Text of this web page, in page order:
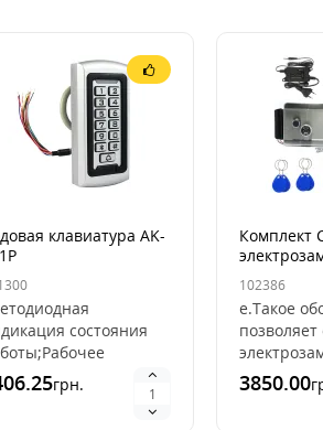
клавиатура AK-
состояния
DC
0.03A;Выход реле:
грн.
Комплект
ключами
улицы)
102386
е.Такое
помощью
помощью
3850.00